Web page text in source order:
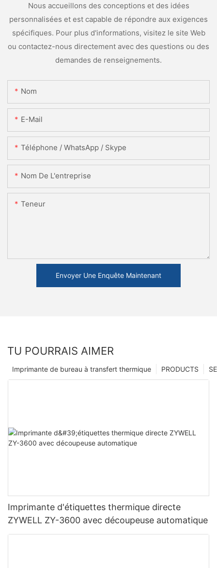
Nous accueillons des conceptions et des idées
personnalisées et est capable de répondre aux exigences
spécifiques. Pour plus d'informations, visitez le site Web
ou contactez-nous directement avec des questions ou des
demandes de renseignements.
Nom
E-Mail
Téléphone / WhatsApp / Skype
Nom De L'entreprise
Teneur
Envoyer Une Enquête Maintenant
TU POURRAIS AIMER
PRODUCTS
Imprimante de bureau à transfert thermique
Imprimante d'étiquettes thermique directe
ZYWELL ZY-3600 avec découpeuse automatique